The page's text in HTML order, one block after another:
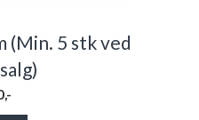
(Min. 5 stk ved